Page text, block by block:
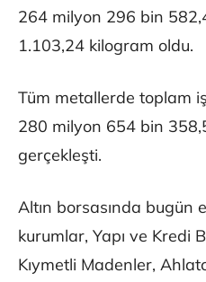
264 milyon 296 bin
1.103,24 kilogram oldu.
Tüm metallerde toplam
280 milyon 654 bin
gerçekleşti.
Altın borsasında bugün
kurumlar, Yapı ve Kredi
Kıymetli Madenler,